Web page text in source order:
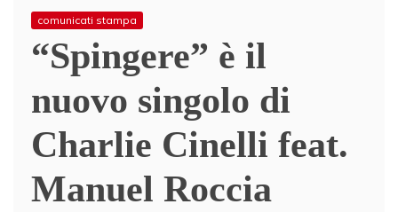
comunicati stampa
“Spingere” è il
nuovo singolo di
Charlie Cinelli feat.
Manuel Roccia